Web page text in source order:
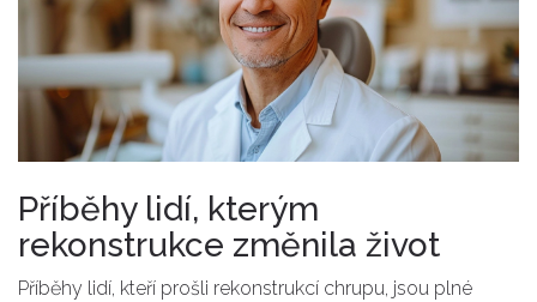
Příběhy lidí, kterým
rekonstrukce změnila život
Příběhy lidí, kteří prošli rekonstrukcí chrupu, jsou plné